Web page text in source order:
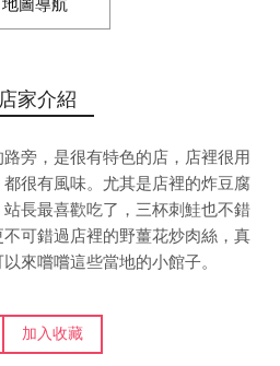
地圖導航
店家介紹
旁，是很有特色的店，店裡很用
很有風味。尤其是店裡的炸豆腐
長最喜歡吃了，三杯刺鮭也不錯
可錯過店裡的野薑花炒肉絲，真
來嚐嚐這些當地的小館子。
加入收藏